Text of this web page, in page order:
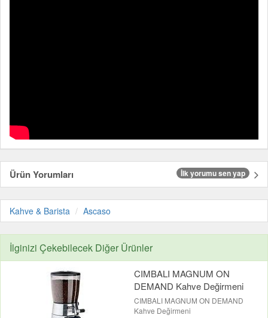
Ürün Yorumları İlk yorumu sen yap
Kahve & Barista Ascaso
İlginizi Çekebilecek Diğer Ürünler
CIMBALI MAGNUM ON
DEMAND Kahve Değirmeni
CIMBALI MAGNUM ON DEMAND
Kahve Değirmeni